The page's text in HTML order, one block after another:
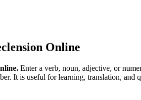
Online
Enter a verb, noun, adjective, or
It is useful for learning, translation, and